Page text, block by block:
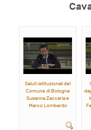
Saluti istituzionali del
Comune di Bologna
Susanna Zaccaria e
Marco Lombardo